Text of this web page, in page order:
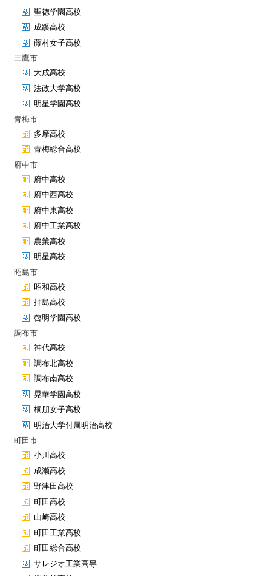
聖徳学園高校
成蹊高校
藤村女子高校
三鷹市
大成高校
法政大学高校
明星学園高校
青梅市
多摩高校
青梅総合高校
府中市
府中高校
府中西高校
府中東高校
府中工業高校
農業高校
明星高校
昭島市
昭和高校
拝島高校
啓明学園高校
調布市
神代高校
調布北高校
調布南高校
晃華学園高校
桐朋女子高校
明治大学付属明治高校
町田市
小川高校
成瀬高校
野津田高校
町田高校
山崎高校
町田工業高校
町田総合高校
サレジオ工業高専